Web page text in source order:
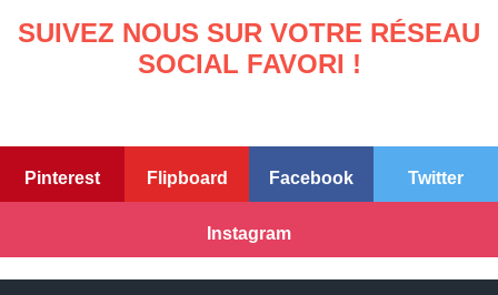
SUIVEZ NOUS SUR VOTRE RÉSEAU
SOCIAL FAVORI !
Pinterest Flipboard Facebook Twitter
Instagram